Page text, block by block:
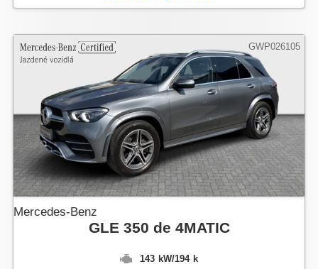
Mercedes-Benz
GLE 350 de 4MATIC
143 kW/194 k
GWP026105